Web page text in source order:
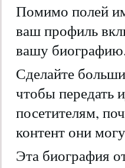
Помимо полей
ваш профиль
вашу
Сделайте
чтобы передать
посетителям,
контент они
Эта биография